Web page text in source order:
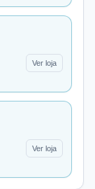
Ver loja
Ver loja